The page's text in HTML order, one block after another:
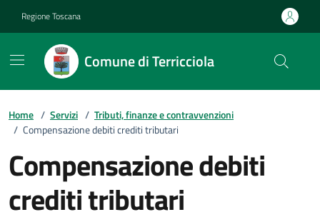
Regione Toscana
Comune di Terricciola
Home / Servizi / Tributi, finanze e contravvenzioni
/ Compensazione debiti crediti tributari
Compensazione debiti
crediti tributari